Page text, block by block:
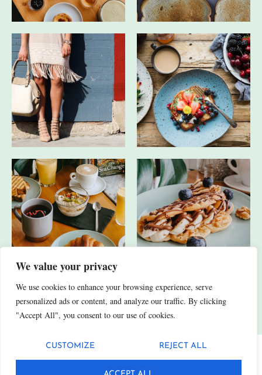
We value your privacy
We use cookies to enhance your browsing experience, serve
personalized ads or content, and analyze our traffic. By clicking
"Accept All", you consent to our use of cookies.
CUSTOMIZE REJECT ALL
JA, ICH HABE AUCH ANDERE SOCIAL-MEDIA-KANÄLE.